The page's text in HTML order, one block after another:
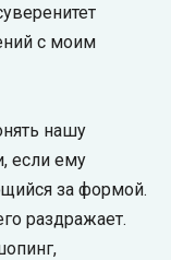
с моим
нашу
если ему
за формой.
раздражает.